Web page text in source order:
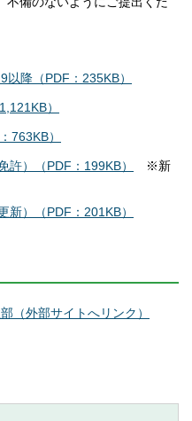
降（PDF：235KB）
）
763KB）
許）（PDF：199KB）
※新
新）（PDF：201KB）
（外部サイトへリンク）